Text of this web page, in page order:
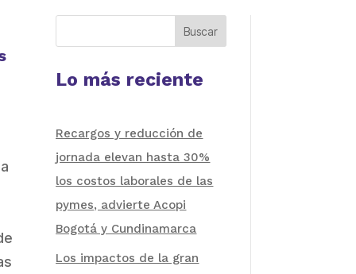
Buscar
Lo más reciente
Recargos y reducción de
jornada elevan hasta 30%
los costos laborales de las
pymes, advierte Acopi
Bogotá y Cundinamarca
Los impactos de la gran